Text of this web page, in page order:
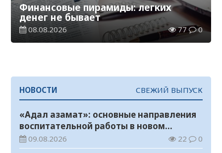
Финансовые пирамиды: легких
денег не бывает
08.08.2026 77 0
НОВОСТИ СВЕЖИЙ ВЫПУСК
«Адал азамат»: основные направления
воспитательной работы в новом
учебном году
09.08.2026 22 0